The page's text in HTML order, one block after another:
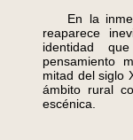
En la
reaparece
identidad
pensamiento
mitad del siglo
ámbito rural
escénica.